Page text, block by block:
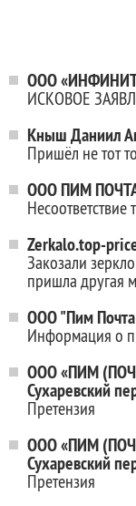
ООО
ИСКОВОЕ
Кныш Даниил
Пришёл не тот
ООО ПИМ
Несоответствие
Zerkalo.top-
Закозали
пришла другая
ООО "Пим
Информация о
ООО «ПИМ
Сухаревский
Претензия
ООО «ПИМ
Сухаревский
Претензия